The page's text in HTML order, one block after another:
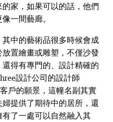
家，如果可以的話，他們
一間藝廊。
其中的藝術品很多時候會成
置繪畫或雕塑，不僅沙發
得有專門的、設計精確的
設計公司的設計師
戶的願景，這幢名副其實
提供了期待中的居所，還
了一處可以自然融入其